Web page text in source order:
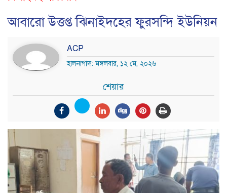
আবারো উত্তপ্ত ঝিনাইদহের ফুরসন্দি ইউনিয়ন
ACP
হালনাগাদ: মঙ্গলবার, ১২ মে, ২০২৬
শেয়ার